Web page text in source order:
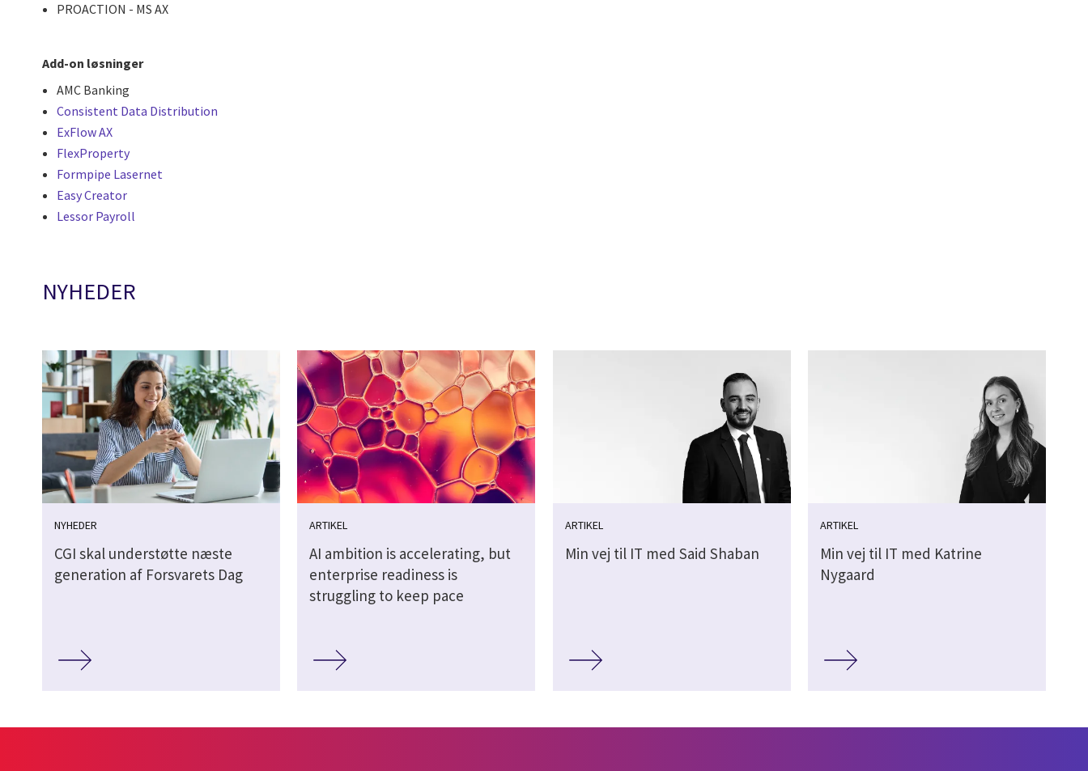
PROACTION - MS AX
Add-on løsninger
AMC Banking
Consistent Data Distribution
ExFlow AX
FlexProperty
Formpipe Lasernet
Easy Creator
Lessor Payroll
NYHEDER
NYHEDER
CGI skal understøtte næste
generation af Forsvarets Dag
ARTIKEL
AI ambition is accelerating, but
enterprise readiness is
struggling to keep pace
ARTIKEL
Min vej til IT med Said Shaban
ARTIKEL
Min vej til IT med Katrine
Nygaard